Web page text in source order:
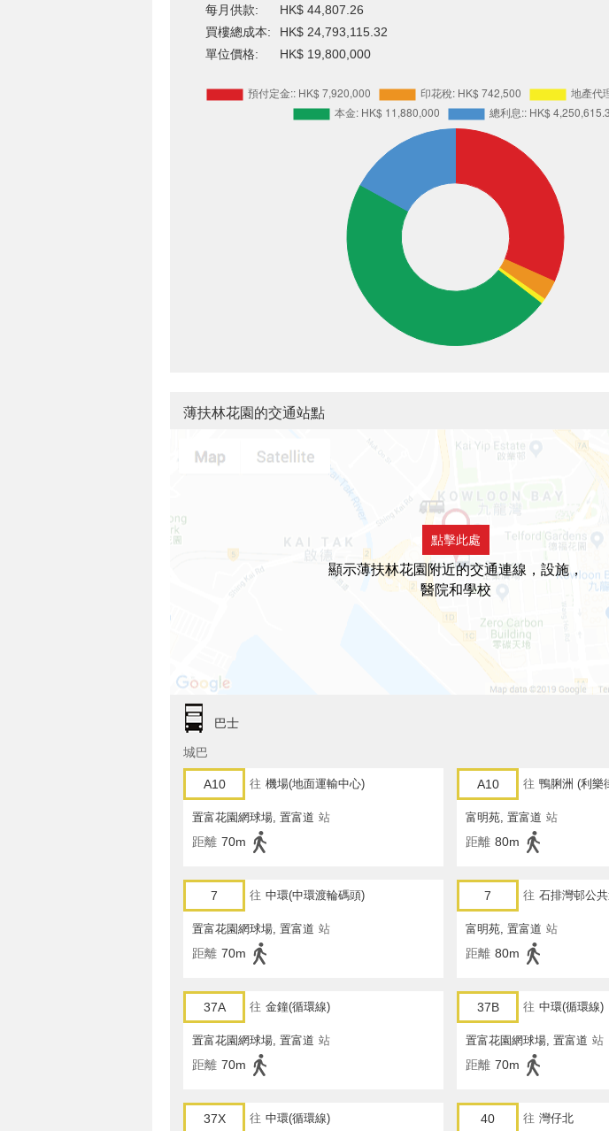
每月供款:
HK$ 44,807.26
買樓總成本:
HK$ 24,793,115.32
單位價格:
HK$ 19,800,000
薄扶林花園的交通站點
點擊此處
顯示薄扶林花園附近的交通連線，設施，
醫院和學校
巴士
城巴
A10 往 機場(地面運輸中心)
置富花園網球場, 置富道 站
距離 70m
A10 往 鴨脷洲 (利樂
富明苑, 置富道 站
距離 80m
7 往 中環(中環渡輪碼頭)
置富花園網球場, 置富道 站
距離 70m
7 往 石排灣邨公
富明苑, 置富道 站
距離 80m
37A 往 金鐘(循環線)
置富花園網球場, 置富道 站
距離 70m
37B 往 中環(循環線)
置富花園網球場, 置富道 站
距離 70m
37X 往 中環(循環線) 40 往 灣仔北